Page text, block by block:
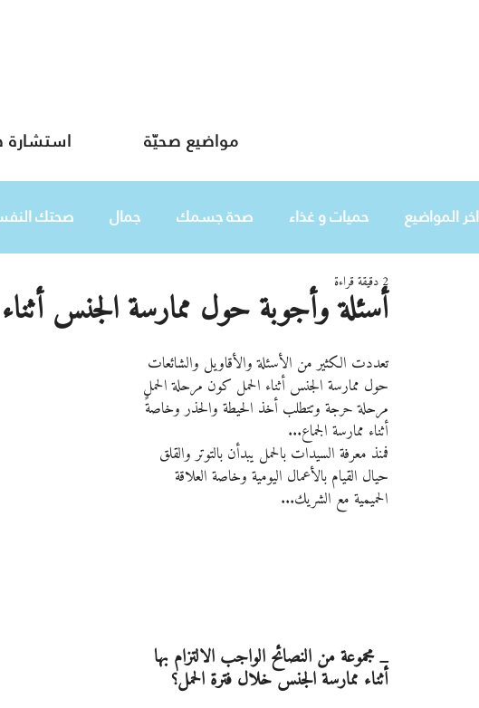
مواضيع صحيّة استشارة
اخر المواضيع حميات و غذاء صحة جسمك جمال صحتك
هي
أسئلة وأجوبة حول ممارسة الجنس
2 دقيقة قراءة
تعددت الكثير من الأسئلة والأقاويل والشائعات
حول ممارسة الجنس أثناء الحمل كون مرحلة الحمل
مرحلة حرجة وتتطلب أخذ الحيطة والحذر وخاصةً
أثناء ممارسة الجماع...
فمنذ معرفة السيدات بالحمل يبدأن بالتوتر والقلق
حيال القيام بالأعمال اليومية وخاصة العلاقة
الحميمية مع الشريك...
_ مجموعة من النصائح الواجب الالتزام بها
أثناء ممارسة الجنس خلال فترة الحمل؟